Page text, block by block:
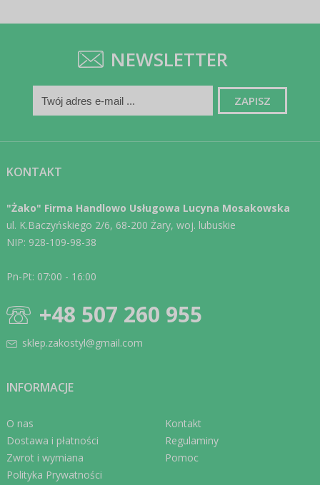
NEWSLETTER
KONTAKT
"Żako" Firma Handlowo Usługowa Lucyna Mosakowska
ul. K.Baczyńskiego 2/6, 68-200 Żary, woj. lubuskie
NIP: 928-109-98-38
Pn-Pt: 07:00 - 16:00
+48 507 260 955
sklep.zakostyl@gmail.com
INFORMACJE
O nas
Dostawa i płatności
Zwrot i wymiana
Polityka Prywatności
Kontakt
Regulaminy
Pomoc